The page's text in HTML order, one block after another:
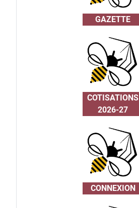
GAZETTE
COTISATIONS
2026-27
CONNEXION